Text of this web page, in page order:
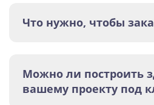
Что нужно, чтобы
Можно ли построить
вашему проекту под